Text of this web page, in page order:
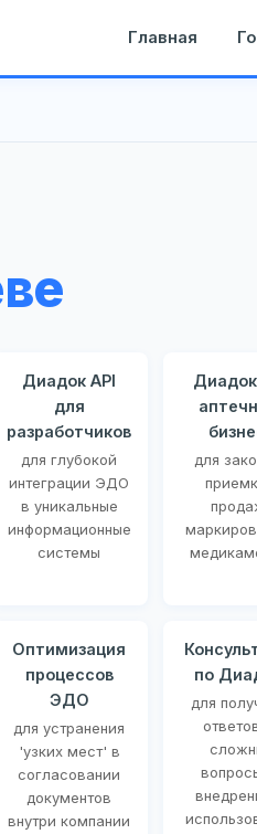
Главная
Диадок API
для
разработчиков
для глубокой
интеграции ЭДО
в уникальные
информационные
системы
для
Оптимизация
процессов
ЭДО
для устранения
'узких мест' в
согласовании
документов
внутри компании
по
для